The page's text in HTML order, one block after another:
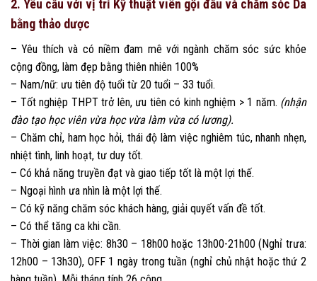
2. Yêu cầu với vị trí Kỹ thuật viên gội đầu và chăm sóc Da
bằng thảo dược
– Yêu thích và có niềm đam mê với ngành chăm sóc sức khỏe
cộng đồng, làm đẹp bằng thiên nhiên 100%
– Nam/nữ: ưu tiên độ tuổi từ 20 tuổi – 33 tuổi.
– Tốt nghiệp THPT trở lên, ưu tiên có kinh nghiệm > 1 năm. (nhận
đào tạo học viên vừa học vừa làm vừa có lương).
– Chăm chỉ, ham học hỏi, thái độ làm việc nghiêm túc, nhanh nhẹn,
nhiệt tình, linh hoạt, tư duy tốt.
– Có khả năng truyền đạt và giao tiếp tốt là một lợi thế.
– Ngoại hình ưa nhìn là một lợi thế.
– Có kỹ năng chăm sóc khách hàng, giải quyết vấn đề tốt.
– Có thể tăng ca khi cần.
– Thời gian làm việc: 8h30 – 18h00 hoặc 13h00-21h00 (Nghỉ trưa:
12h00 – 13h30), OFF 1 ngày trong tuần (nghỉ chủ nhật hoặc thứ 2